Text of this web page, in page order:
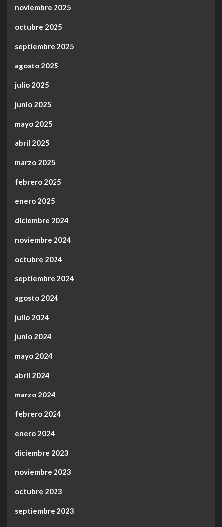
noviembre 2025
octubre 2025
septiembre 2025
agosto 2025
julio 2025
junio 2025
mayo 2025
abril 2025
marzo 2025
febrero 2025
enero 2025
diciembre 2024
noviembre 2024
octubre 2024
septiembre 2024
agosto 2024
julio 2024
junio 2024
mayo 2024
abril 2024
marzo 2024
febrero 2024
enero 2024
diciembre 2023
noviembre 2023
octubre 2023
septiembre 2023